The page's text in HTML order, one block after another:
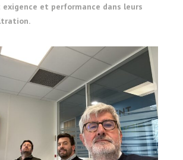
et performance dans leurs